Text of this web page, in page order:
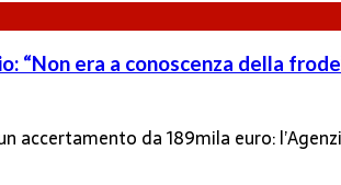
“Non era a conoscenza della
accertamento da 189mila euro: